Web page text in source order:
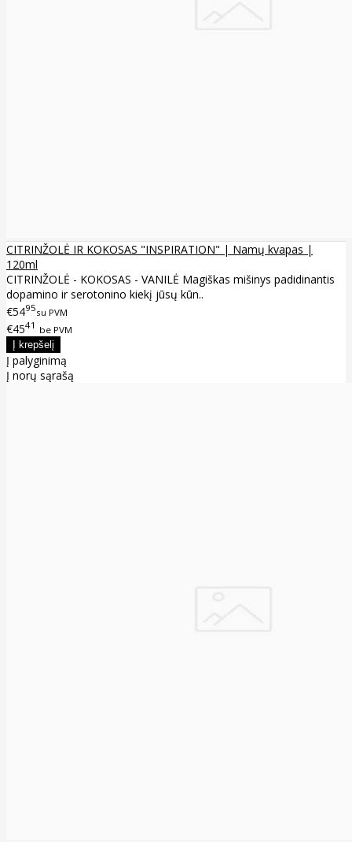
CITRINŽOLĖ IR KOKOSAS "INSPIRATION" | Namų kvapas |
120ml
CITRINŽOLĖ - KOKOSAS - VANILĖ Magiškas mišinys padidinantis
dopamino ir serotonino kiekį jūsų kūn..
€5495su PVM
€4541 be PVM
Į palyginimą
Į norų sąrašą